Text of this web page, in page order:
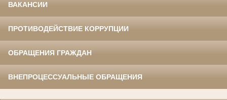
ВАКАНСИИ
ПРОТИВОДЕЙСТВИЕ КОРРУПЦИИ
ОБРАЩЕНИЯ ГРАЖДАН
ВНЕПРОЦЕССУАЛЬНЫЕ ОБРАЩЕНИЯ